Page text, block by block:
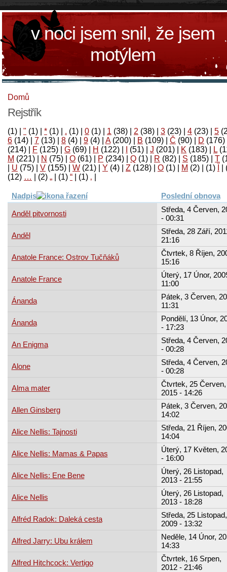
v noci jsem snil, že jsem
motýlem
Domů
Rejstřík
(1) " (1) * (1) . (1) 0 (1) 1 (38) 2 (38) 3 (23) 4 (23) 5
6 (14) 7 (13) 8 (4) 9 (4) A(200) B (109) Č (90) D (176)
(214)
F (125) G (69) H (122) (51) J (201) K (183) L
M (221) N (75) O (61) P (234) Q (1) R (82) S (185) T
U (75) V (155) W (21) Y (4) Z (128) Ο (1) М (2)
(1)
‚
(1)
“
(1)
„
(2)
…
(12)
Nadpis Poslední obnova
Anděl pitvornosti
Středa, 4 Červen,
- 00:31
Anděl
Středa, 28 Září,
21:16
Anatole France: Ostrov Tučňáků
Čtvrtek, 8 Říjen,
15:16
Anatole France
Úterý, 17 Únor,
11:00
Ánanda
Pátek, 3 Červen,
11:31
Ánanda
Pondělí, 13 Únor,
- 17:23
An Enigma
Středa, 4 Červen,
- 00:28
Alone
Středa, 4 Červen,
- 00:28
Alma mater
Čtvrtek, 25 Červen,
2015 - 14:26
Allen Ginsberg
Pátek, 3 Červen,
14:02
Alice Nellis: Tajnosti
Středa, 21 Říjen,
14:04
Alice Nellis: Mamas & Papas
Úterý, 17 Květen,
- 16:00
Alice Nellis: Ene Bene
Úterý, 26 Listopad,
2013 - 21:55
Alice Nellis
Úterý, 26 Listopad,
2013 - 18:28
Alfréd Radok: Daleká cesta
Středa, 25 Listopad,
2009 - 13:32
Alfred Jarry: Ubu králem
Neděle, 14 Únor,
14:33
Alfred Hitchcock: Vertigo
Čtvrtek, 16 Srpen,
2012 - 21:46